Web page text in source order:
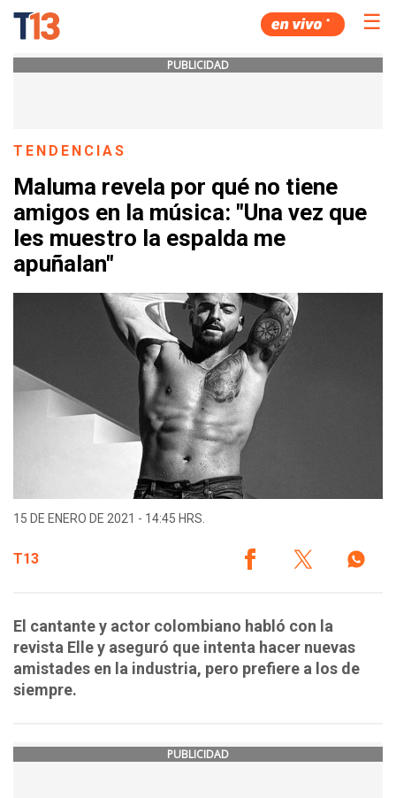
☰
PUBLICIDAD
TENDENCIAS
Maluma revela por qué no tiene
amigos en la música: "Una vez que
les muestro la espalda me
apuñalan"
15 DE ENERO DE 2021 - 14:45 HRS.
T13
El cantante y actor colombiano habló con la
revista Elle y aseguró que intenta hacer nuevas
amistades en la industria, pero prefiere a los de
siempre.
PUBLICIDAD